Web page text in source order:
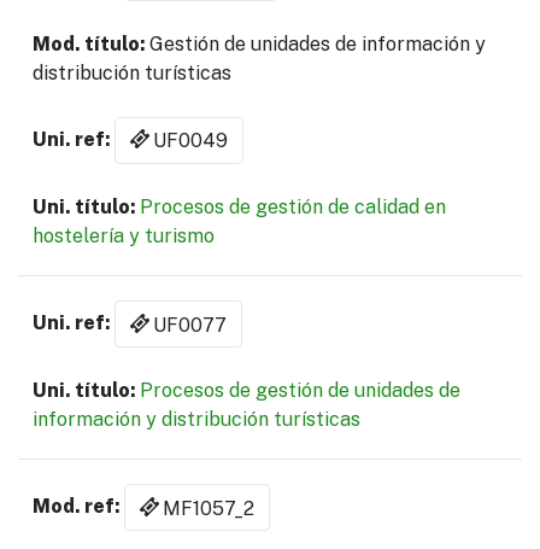
Gestión de unidades de información y
distribución turísticas
UF0049
Procesos de gestión de calidad en
hostelería y turismo
UF0077
Procesos de gestión de unidades de
información y distribución turísticas
MF1057_2